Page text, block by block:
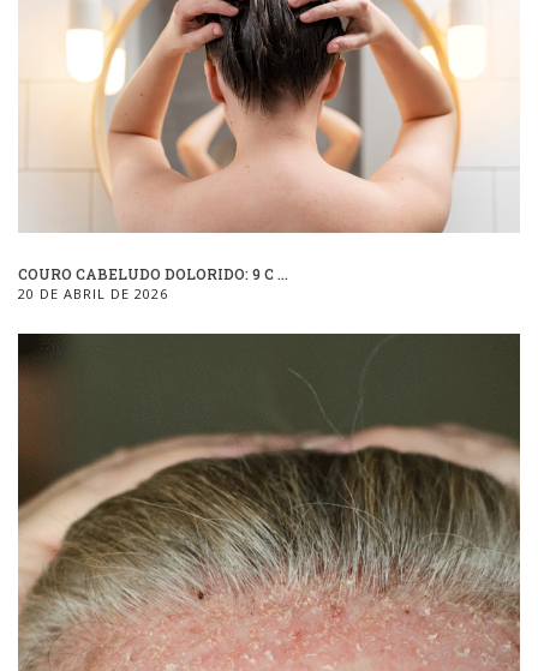
COURO CABELUDO DOLORIDO: 9 C ...
20 DE ABRIL DE 2026